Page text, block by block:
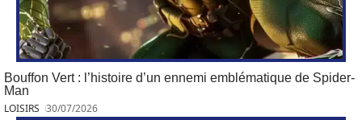
Bouffon Vert : l’histoire d’un ennemi emblématique de Spider-
Man
LOISIRS 30/07/2026